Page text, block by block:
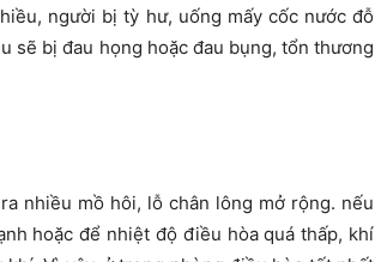
người bị tỳ hư, uống mấy cốc nước đỗ
sẽ bị đau họng hoặc đau bụng, tổn thương
nhiều mồ hôi, lỗ chân lông mở rộng. nếu
hoặc để nhiệt độ điều hòa quá thấp, khí